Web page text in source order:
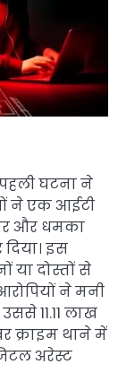
घटना ने
ने एक आईटी
और धमका
इस
या दोस्तों से
ने मनी
11.11 लाख
क्राइम थाने में
अरेस्ट